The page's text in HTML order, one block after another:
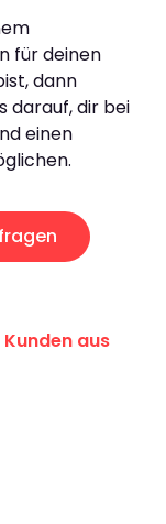
für deinen
dann
darauf, dir bei
einen
aus